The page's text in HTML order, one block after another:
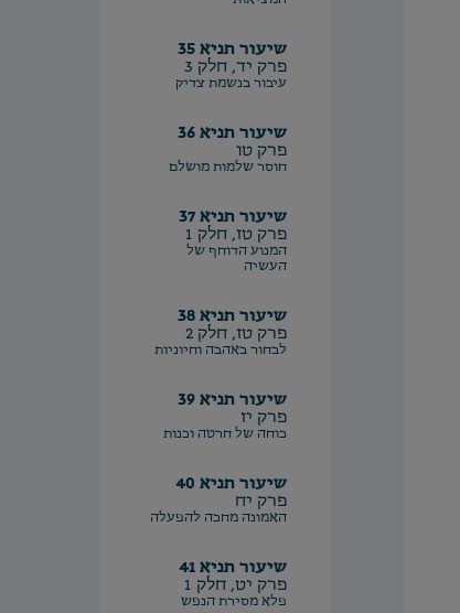
שיעור תניא 35
פרק יד, חלק 3
עיבור בנשמת צדיק
שיעור תניא 36
פרק טו
חוסר שלמות מושלם
שיעור תניא 37
פרק טז, חלק 1
המנוע הדוחף של
העשיה
שיעור תניא 38
פרק טז, חלק 2
לבחור באהבה וחיוניות
שיעור תניא 39
פרק יז
כוחה של חרטה וכנות
שיעור תניא 40
פרק יח
האמונה מחכה להפעלה
שיעור תניא 41
פרק יט, חלק 1
פלא מסירת הנפש